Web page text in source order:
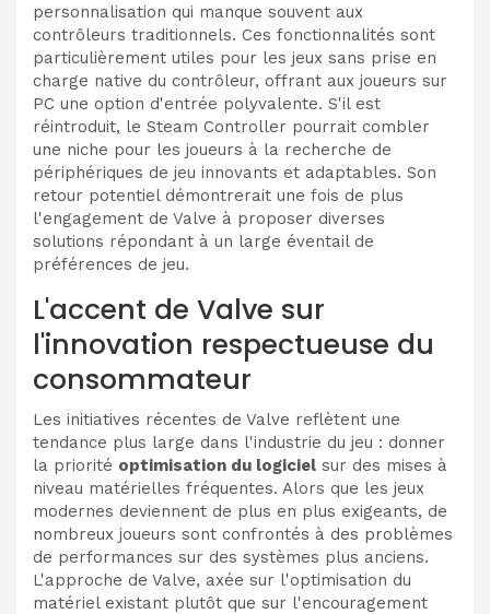
personnalisation qui manque souvent aux
contrôleurs traditionnels. Ces fonctionnalités sont
particulièrement utiles pour les jeux sans prise en
charge native du contrôleur, offrant aux joueurs sur
PC une option d'entrée polyvalente. S'il est
réintroduit, le Steam Controller pourrait combler
une niche pour les joueurs à la recherche de
périphériques de jeu innovants et adaptables. Son
retour potentiel démontrerait une fois de plus
l'engagement de Valve à proposer diverses
solutions répondant à un large éventail de
préférences de jeu.
L'accent de Valve sur
l'innovation respectueuse du
consommateur
Les initiatives récentes de Valve reflètent une
tendance plus large dans l'industrie du jeu : donner
la priorité optimisation du logiciel sur des mises à
niveau matérielles fréquentes. Alors que les jeux
modernes deviennent de plus en plus exigeants, de
nombreux joueurs sont confrontés à des problèmes
de performances sur des systèmes plus anciens.
L'approche de Valve, axée sur l'optimisation du
matériel existant plutôt que sur l'encouragement